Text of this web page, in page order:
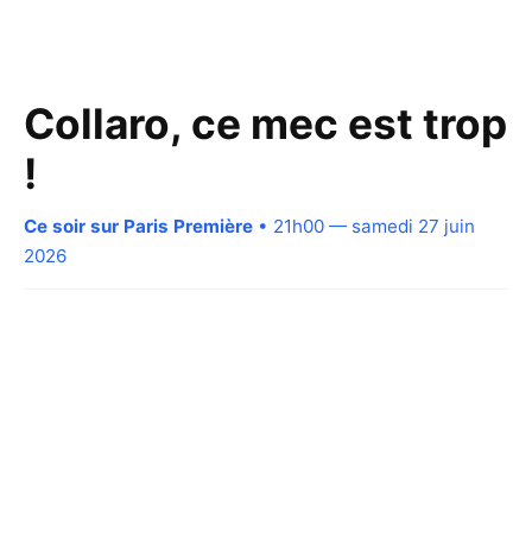
Collaro, ce mec est trop
!
Ce soir sur Paris Première • 21h00 — samedi 27 juin
2026